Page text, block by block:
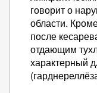
говорит о
области.
после
отдающим
характерный